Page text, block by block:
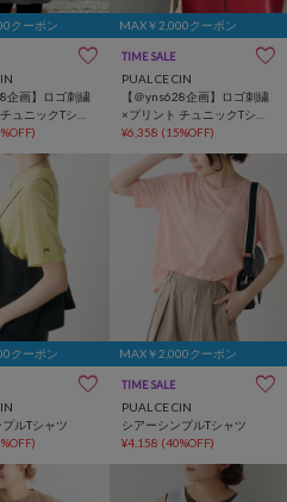
クーポン
インフルエンサー企画
企画】ロゴ刺繍
ュニックTシャ
MAX￥2,000クーポン
TIME SALE インフルエンサー企
PUAL CE CIN
【＠yns628企画】ロゴ刺繍
×プリント チュニックTシャ
ツ
¥6,358 (15%OFF)
クーポン
ルTシャツ
MAX￥2,000クーポン
TIME SALE
PUAL CE CIN
シアーシンプルTシャツ
¥4,158 (40%OFF)